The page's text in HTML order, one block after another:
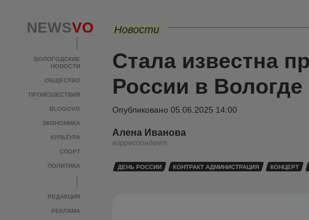
NEWSVO
ВОЛОГОДСКИЕ
НОВОСТИ
ОБЩЕСТВО
ПРОИСШЕСТВИЯ
BLOGOVO
ЭКОНОМИКА
КУЛЬТУРА
СПОРТ
ПОЛИТИКА
РЕДАКЦИЯ
РЕКЛАМА
Новости
Стала известна
России в Вологде
Опубликовано 05.06.2025 14:00
Алена Иванова
корреспондент
ДЕНЬ РОССИИ КОНТРАКТ АДМИНИСТРАЦИЯ КОНЦЕРТ